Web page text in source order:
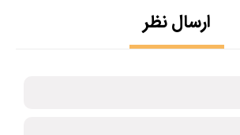
ارسال نظر